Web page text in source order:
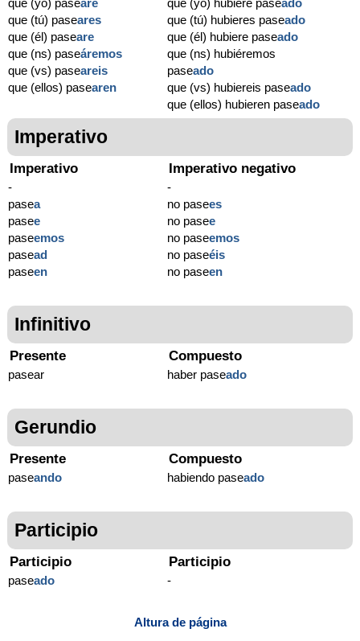
que (yo) paseare
que (tú) paseares
que (él) paseare
que (ns) paseáremos
que (vs) paseareis
que (ellos) pasearen
que (yo) hubiere paseado
que (tú) hubieres paseado
que (él) hubiere paseado
que (ns) hubiéremos
paseado
que (vs) hubiereis paseado
que (ellos) hubieren paseado
Imperativo
Imperativo
-
pasea
pasee
paseemos
pasead
paseen
Imperativo negativo
-
no pasees
no pasee
no paseemos
no paseéis
no paseen
Infinitivo
Presente
pasear
Compuesto
haber paseado
Gerundio
Presente
paseando
Compuesto
habiendo paseado
Participio
Participio
paseado
Participio
-
Altura de página